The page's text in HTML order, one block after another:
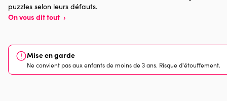
Dimensions
puzzles selon leurs défauts.
On vous dit tout ›
Mise en garde
Ne convient pas aux enfants de moins de 3 ans. Risque d'étouffement.